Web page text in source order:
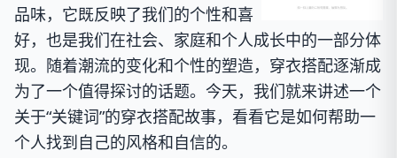
品味，它既反映了我们的个性和喜
好，也是我们在社会、家庭和个人成长中的一部分体
现。随着潮流的变化和个性的塑造，穿衣搭配逐渐成
为了一个值得探讨的话题。今天，我们就来讲述一个
关于“关键词”的穿衣搭配故事，看看它是如何帮助一
个人找到自己的风格和自信的。